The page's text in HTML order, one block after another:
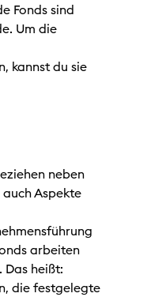
Fonds sind
Um die
kannst du sie
neben
Aspekte
arbeiten
Das heißt:
die festgelegte